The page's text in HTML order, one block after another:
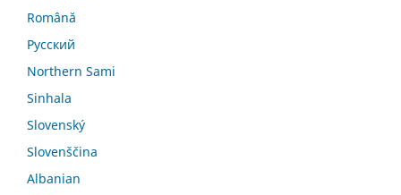
Română
Русский
Northern Sami
Sinhala
Slovenský
Slovenščina
Albanian